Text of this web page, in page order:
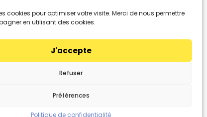
cookies pour optimiser votre visite. Merci de nous permettre
en utilisant des cookies.
J'accepte
Refuser
Préférences
Politique de confidentialité